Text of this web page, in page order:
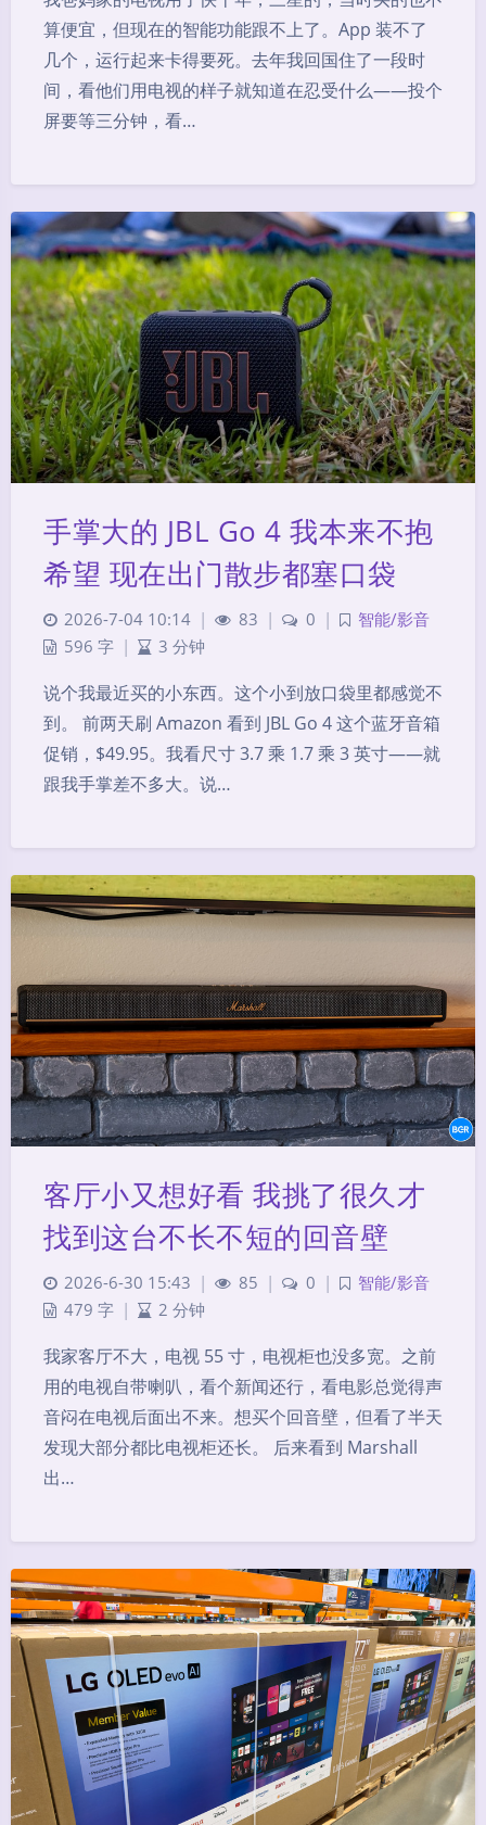
算便宜，但现在的智能功能跟不上了。App 装不了
几个，运行起来卡得要死。去年我回国住了一段时
间，看他们用电视的样子就知道在忍受什么——投个
屏要等三分钟，看…
手掌大的 JBL Go 4 我本来不抱
希望 现在出门散步都塞口袋
2026-7-04 10:14 83 0
智能/影音
596 字
3 分钟
说个我最近买的小东西。这个小到放口袋里都感觉不
到。 前两天刷 Amazon 看到 JBL Go 4 这个蓝牙音箱
促销，$49.95。我看尺寸 3.7 乘 1.7 乘 3 英寸——就
跟我手掌差不多大。说…
客厅小又想好看 我挑了很久才
找到这台不长不短的回音壁
2026-6-30 15:43 85 0
智能/影音
479 字
2 分钟
我家客厅不大，电视 55 寸，电视柜也没多宽。之前
用的电视自带喇叭，看个新闻还行，看电影总觉得声
音闷在电视后面出不来。想买个回音壁，但看了半天
发现大部分都比电视柜还长。 后来看到 Marshall
出…